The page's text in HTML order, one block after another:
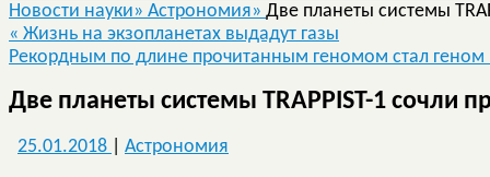
Новости науки» Астрономия» Две планеты системы
« Жизнь на экзопланетах выдадут газы
Рекордным по длине прочитанным геномом стал
Две планеты системы TRAPPIST-1 сочли
25.01.2018 Астрономия